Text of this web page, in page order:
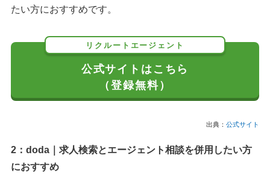
たい方におすすめです。
リクルートエージェント
公式サイトはこちら
（登録無料）
出典： 公式サイト
2：doda｜求人検索とエージェント相談を併用したい方
におすすめ